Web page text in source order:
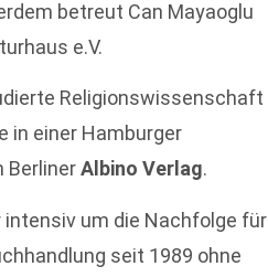
betreut Can Mayaoglu
e.V.
Religionswissenschaft
in einer Hamburger
BerlinerAlbino Verlag.
um die Nachfolge für
seit 1989 ohne